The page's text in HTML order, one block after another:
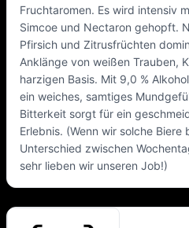
Fruchtaromen. Es wird intensiv
Simcoe und Nectaron gehopft.
Pfirsich und Zitrusfrüchten
Anklänge von weißen Trauben,
harzigen Basis. Mit 9,0 %
ein weiches, samtiges
Bitterkeit sorgt für ein
Erlebnis. (Wenn wir solche
Unterschied zwischen
sehr lieben wir unseren Job!)